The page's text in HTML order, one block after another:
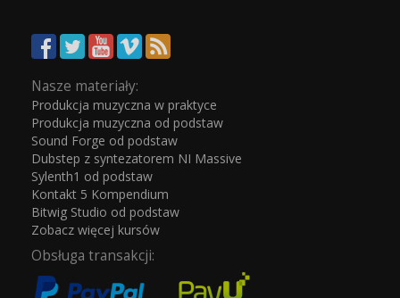
Nasze materiały:
Produkcja muzyczna w praktyce
Produkcja muzyczna od podstaw
Sound Forge od podstaw
Dubstep z syntezatorem NI Massive
Sylenth1 od podstaw
Kontakt 5 Kompendium
Bitwig Studio od podstaw
Zobacz więcej kursów
Obsługa transakcji: